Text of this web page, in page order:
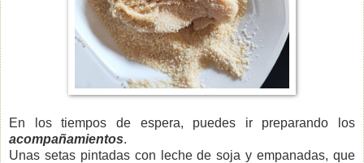
En los tiempos de espera, puedes ir preparando los
acompañamientos.
Unas setas pintadas con leche de soja y empanadas, que